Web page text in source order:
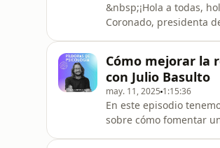
&nbsp;¡Hola a todas,
Coronado, presidenta
de las asesoras, la
Cómo mejorar la
con Julio Basulto
may. 11, 2025 1:15:36
En este episodio
sobre cómo fomentar